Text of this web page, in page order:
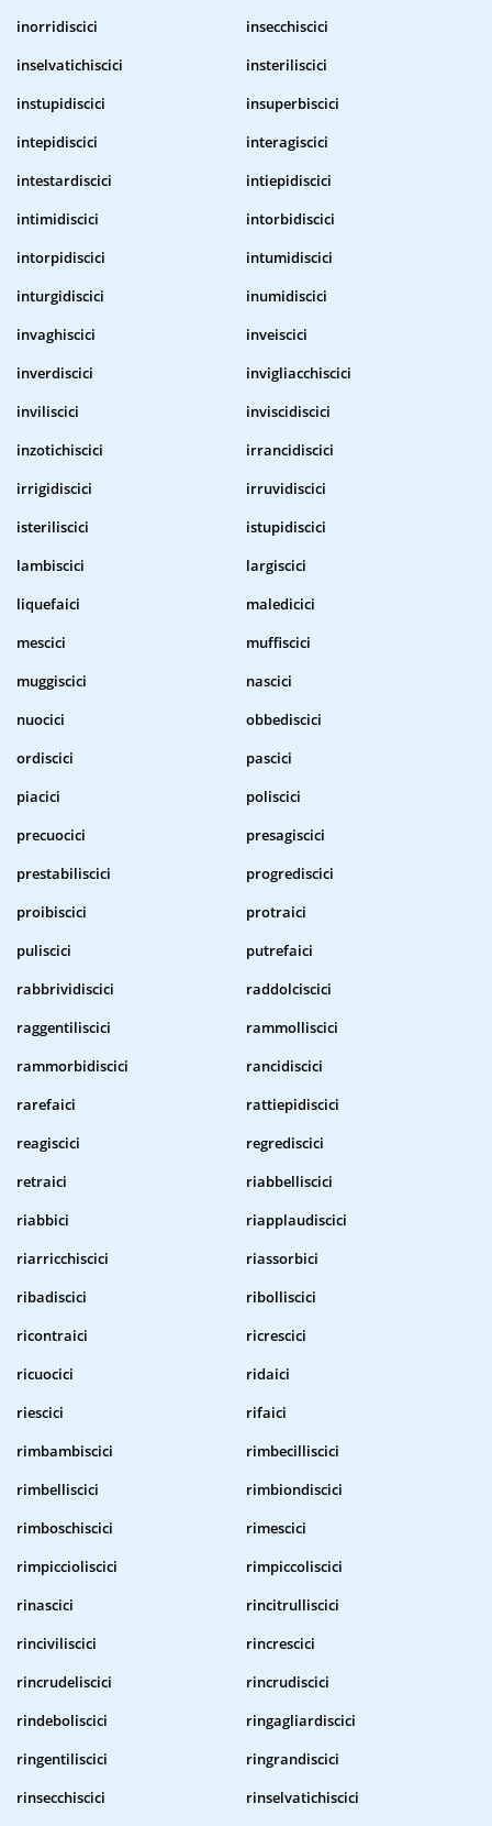
inorridiscici
insecchiscici
inselvatichiscici
insteriliscici
instupidiscici
insuperbiscici
intepidiscici
interagiscici
intestardiscici
intiepidiscici
intimidiscici
intorbidiscici
intorpidiscici
intumidiscici
inturgidiscici
inumidiscici
invaghiscici
inveiscici
inverdiscici
invigliacchiscici
inviliscici
inviscidiscici
inzotichiscici
irrancidiscici
irrigidiscici
irruvidiscici
isteriliscici
istupidiscici
lambiscici
largiscici
liquefaici
maledicici
mescici
muffiscici
muggiscici
nascici
nuocici
obbediscici
ordiscici
pascici
piacici
poliscici
precuocici
presagiscici
prestabiliscici
progrediscici
proibiscici
protraici
puliscici
putrefaici
rabbrividiscici
raddolciscici
raggentiliscici
rammolliscici
rammorbidiscici
rancidiscici
rarefaici
rattiepidiscici
reagiscici
regrediscici
retraici
riabbelliscici
riabbici
riapplaudiscici
riarricchiscici
riassorbici
ribadiscici
ribolliscici
ricontraici
ricrescici
ricuocici
ridaici
riescici
rifaici
rimbambiscici
rimbecilliscici
rimbelliscici
rimbiondiscici
rimboschiscici
rimescici
rimpiccioliscici
rimpiccoliscici
rinascici
rincitrulliscici
rinciviliscici
rincrescici
rincrudeliscici
rincrudiscici
rindeboliscici
ringagliardiscici
ringentiliscici
ringrandiscici
rinsecchiscici
rinselvatichiscici